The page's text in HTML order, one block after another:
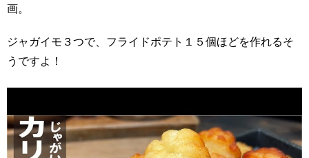
画。
ジャガイモ３つで、フライドポテト１５個ほどを作れるそ
うですよ！